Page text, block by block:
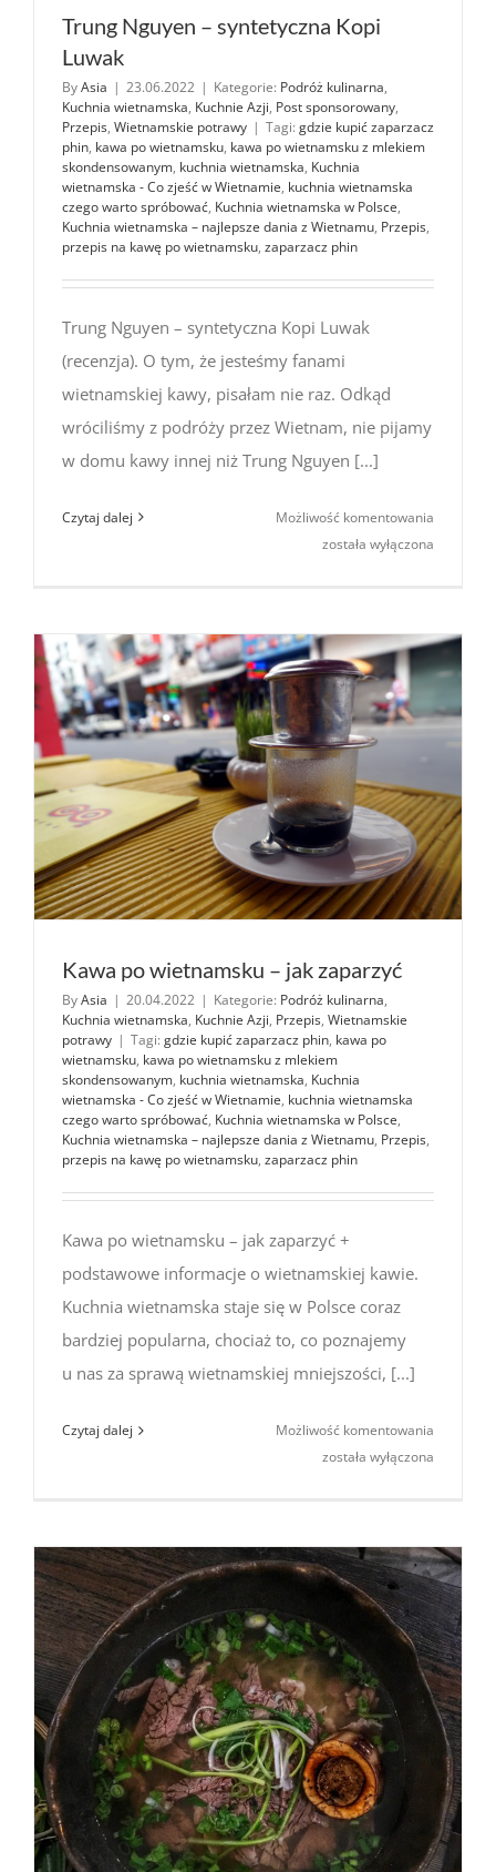
Trung Nguyen – syntetyczna Kopi
Luwak
ByAsia | 23.06.2022 | Kategorie: Podróż kulinarna,
Kuchnia wietnamska, Kuchnie Azji, Post sponsorowany,
Przepis, Wietnamskie potrawy | Tagi: gdzie kupić zaparzacz
phin, kawa po wietnamsku, kawa po wietnamsku z mlekiem
skondensowanym, kuchnia wietnamska, Kuchnia
wietnamska - Co zjeść w Wietnamie, kuchnia wietnamska
czego warto spróbować, Kuchnia wietnamska w Polsce,
Kuchnia wietnamska – najlepsze dania z Wietnamu, Przepis,
przepis na kawę po wietnamsku, zaparzacz phin
Trung Nguyen – syntetyczna Kopi Luwak
(recenzja). O tym, że jesteśmy fanami
wietnamskiej kawy, pisałam nie raz. Odkąd
wróciliśmy z podróży przez Wietnam, nie pijamy
w domu kawy innej niż Trung Nguyen [...]
Czytaj dalej Możliwość komentowania
Luwak
została wyłączona
Kawa po wietnamsku – jak zaparzyć
ByAsia | 20.04.2022 | Kategorie: Podróż kulinarna,
Kuchnia wietnamska, Kuchnie Azji, Przepis, Wietnamskie
potrawy | Tagi: gdzie kupić zaparzacz phin, kawa po
wietnamsku, kawa po wietnamsku z mlekiem
skondensowanym, kuchnia wietnamska, Kuchnia
wietnamska - Co zjeść w Wietnamie, kuchnia wietnamska
czego warto spróbować, Kuchnia wietnamska w Polsce,
Kuchnia wietnamska – najlepsze dania z Wietnamu, Przepis,
przepis na kawę po wietnamsku, zaparzacz phin
Kawa po wietnamsku – jak zaparzyć +
podstawowe informacje o wietnamskiej kawie.
Kuchnia wietnamska staje się w Polsce coraz
bardziej popularna, chociaż to, co poznajemy
u nas za sprawą wietnamskiej mniejszości, [...]
Czytaj dalej Możliwość komentowania
została wyłączona